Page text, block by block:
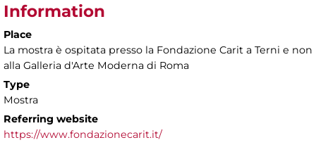
Information
Place
La mostra è ospitata presso la Fondazione Carit a Terni e non
alla Galleria d'Arte Moderna di Roma
Type
Mostra
Referring website
https://www.fondazionecarit.it/